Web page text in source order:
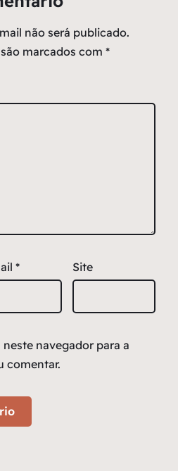
não será publicado.
marcados com *
* Site
navegador para a
comentar.